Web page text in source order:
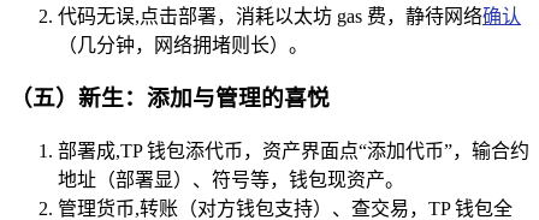
代码无误,点击部署，消耗以太坊 gas 费，静待网络确认
（几分钟，网络拥堵则长）。
（五）新生：添加与管理的喜悦
部署成,TP 钱包添代币，资产界面点“添加代币”，输合约
地址（部署显）、符号等，钱包现资产。
管理货币,转账（对方钱包支持）、查交易，TP 钱包全